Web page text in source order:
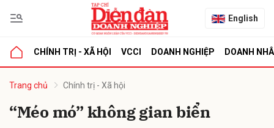
English
CHÍNH TRỊ - XÃ HỘI VCCI DOANH NGHIỆP DOANH
Trang chủ Chính trị - Xã hội
“Méo mó” không gian biển
luận